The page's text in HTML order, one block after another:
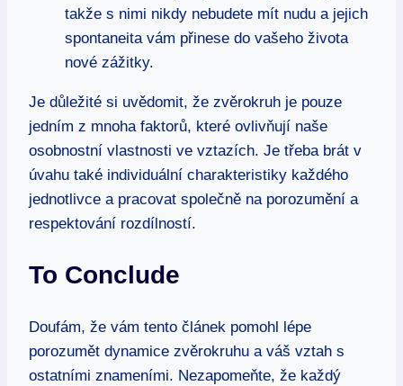
takže s nimi nikdy nebudete mít nudu a jejich
spontaneita vám přinese do vašeho života
nové zážitky.
Je důležité si uvědomit, že zvěrokruh je pouze
jedním z mnoha faktorů, které ovlivňují naše
osobnostní vlastnosti ve vztazích. Je třeba brát v
úvahu také individuální charakteristiky každého
jednotlivce a pracovat společně na porozumění a
respektování rozdílností.
To Conclude
Doufám, že vám tento článek pomohl lépe
porozumět dynamice zvěrokruhu a váš vztah s
ostatními znameními. Nezapomeňte, že každý